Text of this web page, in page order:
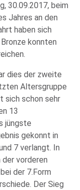
30.09.2017, beim
Jahres an den
haben sich
konnten
dies der zweite
Altersgruppe
sich schon sehr
13
jüngste
gekonnt in
7 verlangt. In
vorderen
der 7.Form
Der Sieg